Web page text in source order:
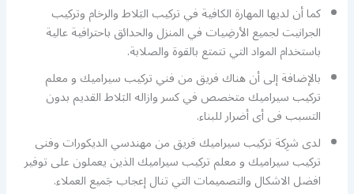
كما أن لديها المهارة الكافية في تركيب البَلاط والرخام وتركيب
الجرانيت لجميع الأرضِيات في المنزل والحدائق باحترافية عالية
باستخدام المواد التي تتمتع بالقوة والصلابة.
بالإضافة إلى أن هناك فريق من فني تركيب سيراميك و معلم
تركيب سيراميك متخصص في كسر وازاله البَلاط القديم بدون
التسبب فى أى أضرار للبناء.
لدى شرِكة تركيب سيراميك فريق من مهندسي الديكورات وفنى
تركيب سيراميك و معلم تركيب سيراميك الذين يعملون على توفير
افضل الاشكال والتصميمات التي تنال إعجاب جَميع العملاء.